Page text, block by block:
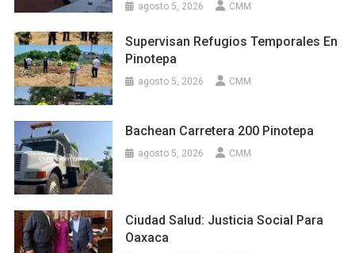
agosto 5, 2026 CMM
Supervisan Refugios Temporales En
Pinotepa
agosto 5, 2026 CMM
Bachean Carretera 200 Pinotepa
agosto 5, 2026 CMM
Ciudad Salud: Justicia Social Para
Oaxaca